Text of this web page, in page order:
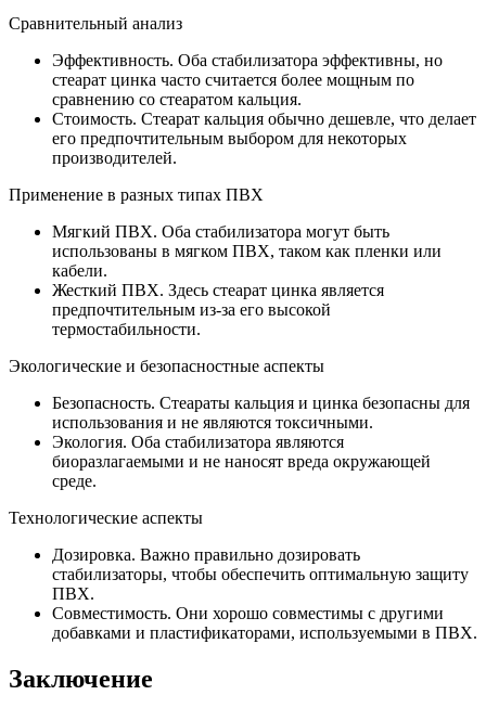
Сравнительный анализ
Эффективность. Оба стабилизатора эффективны, но
стеарат цинка часто считается более мощным по
сравнению со стеаратом кальция.
Стоимость. Стеарат кальция обычно дешевле, что делает
его предпочтительным выбором для некоторых
производителей.
Применение в разных типах ПВХ
Мягкий ПВХ. Оба стабилизатора могут быть
использованы в мягком ПВХ, таком как пленки или
кабели.
Жесткий ПВХ. Здесь стеарат цинка является
предпочтительным из-за его высокой
термостабильности.
Экологические и безопасностные аспекты
Безопасность. Стеараты кальция и цинка безопасны для
использования и не являются токсичными.
Экология. Оба стабилизатора являются
биоразлагаемыми и не наносят вреда окружающей
среде.
Технологические аспекты
Дозировка. Важно правильно дозировать
стабилизаторы, чтобы обеспечить оптимальную защиту
ПВХ.
Совместимость. Они хорошо совместимы с другими
добавками и пластификаторами, используемыми в ПВХ.
Заключение